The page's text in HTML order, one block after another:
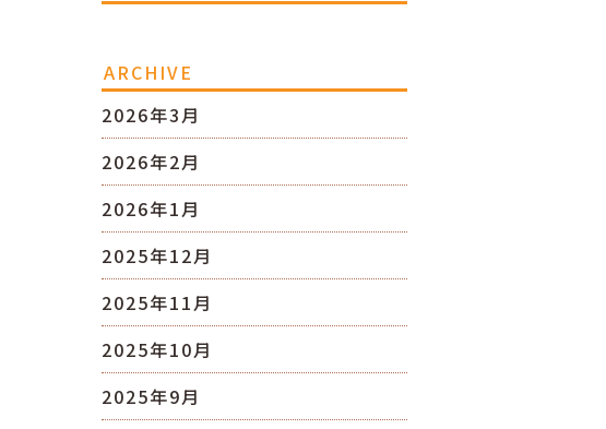
ARCHIVE
2026年3月
2026年2月
2026年1月
2025年12月
2025年11月
2025年10月
2025年9月